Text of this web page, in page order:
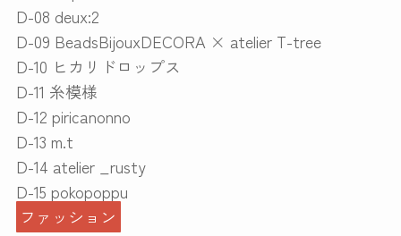
D-08 deux:2
D-09 BeadsBijouxDECORA × atelier T-tree
D-10 ヒカリドロップス
D-11 糸模様
D-12 piricanonno
D-13 m.t
D-14 atelier _rusty
D-15 pokopoppu
ファッション